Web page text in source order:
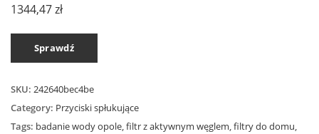
1344,47zł
Sprawdź
SKU: 242640bec4be
Category: Przyciski spłukujące
Tags: badanie wody opole,filtr z aktywnym węglem,filtry do domu,